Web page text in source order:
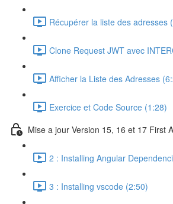
Récupérer la liste des adresses
Clone Request JWT avec
Afficher la Liste des Adresses
Exercice et Code Source (1:28)
Mise a jour Version 15, 16 et 17 First
2 : Installing Angular
3 : Installing vscode (2:50)